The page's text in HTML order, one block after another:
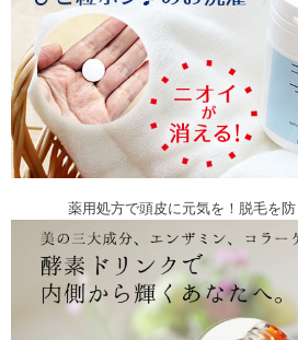
薬用処方で頭皮に元気を！脱毛を